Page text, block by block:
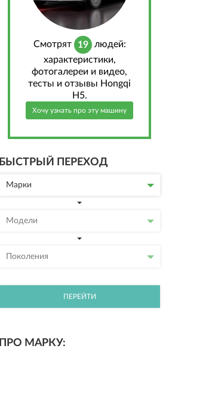
Cмотрят 19 людей:
характеристики,
фотогалереи и видео,
тесты и отзывы Hongqi
H5.
Хочу узнать про эту машину
БЫСТРЫЙ ПЕРЕХОД
Марки
Модели
Поколения
ПЕРЕЙТИ
ПРО МАРКУ: